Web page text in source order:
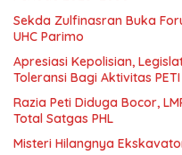
Sekda Zulfinasran Buka
UHC Parimo
Apresiasi Kepolisian,
Toleransi Bagi Aktivitas PETI
Razia Peti Diduga Bocor,
Total Satgas PHL
Misteri Hilangnya